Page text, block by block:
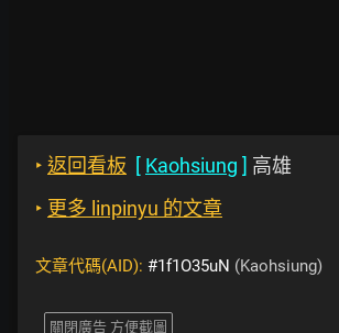
‣ 返回看板 [ Kaohsiung ] 高雄
‣ 更多 linpinyu 的文章
文章代碼(AID): #1f1O35uN (Kaohsiung)
關閉廣告 方便截圖